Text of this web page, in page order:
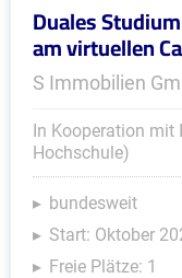
Duales
am virtuellen
S Immobilien
In Kooperation mit
Hochschule)
bundesweit
Start: Oktober
Freie Plätze: 1